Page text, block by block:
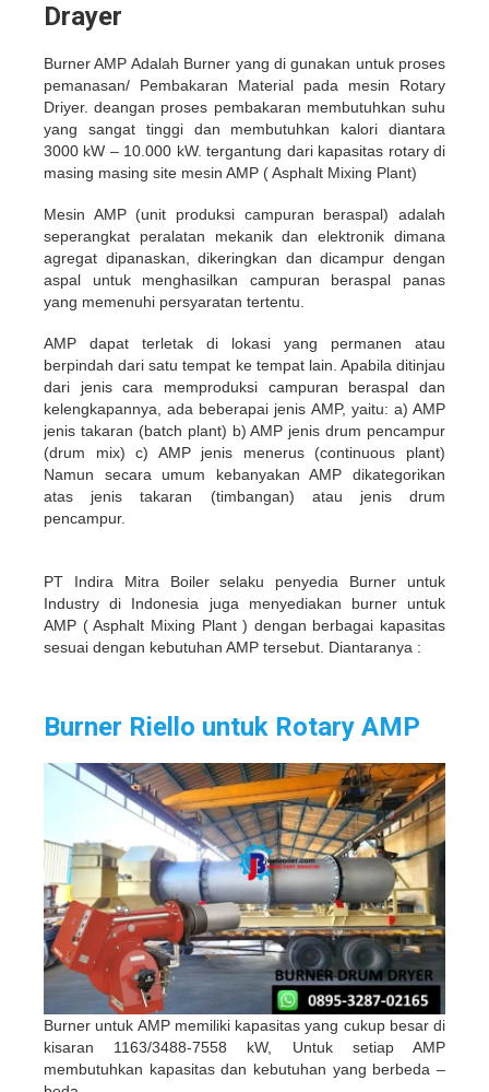
Drayer
Burner AMP Adalah Burner yang di gunakan untuk proses
pemanasan/ Pembakaran Material pada mesin Rotary
Driyer. deangan proses pembakaran membutuhkan suhu
yang sangat tinggi dan membutuhkan kalori diantara
3000 kW – 10.000 kW. tergantung dari kapasitas rotary di
masing masing site mesin AMP ( Asphalt Mixing Plant)
Mesin AMP (unit produksi campuran beraspal) adalah
seperangkat peralatan mekanik dan elektronik dimana
agregat dipanaskan, dikeringkan dan dicampur dengan
aspal untuk menghasilkan campuran beraspal panas
yang memenuhi persyaratan tertentu.
AMP dapat terletak di lokasi yang permanen atau
berpindah dari satu tempat ke tempat lain. Apabila ditinjau
dari jenis cara memproduksi campuran beraspal dan
kelengkapannya, ada beberapai jenis AMP, yaitu: a) AMP
jenis takaran (batch plant) b) AMP jenis drum pencampur
(drum mix) c) AMP jenis menerus (continuous plant)
Namun secara umum kebanyakan AMP dikategorikan
atas jenis takaran (timbangan) atau jenis drum
pencampur.
PT Indira Mitra Boiler selaku penyedia Burner untuk
Industry di Indonesia juga menyediakan burner untuk
AMP ( Asphalt Mixing Plant ) dengan berbagai kapasitas
sesuai dengan kebutuhan AMP tersebut. Diantaranya :
Burner Riello untuk Rotary AMP
Burner untuk AMP memiliki kapasitas yang cukup besar di
kisaran 1163/3488-7558 kW, Untuk setiap AMP
membutuhkan kapasitas dan kebutuhan yang berbeda –